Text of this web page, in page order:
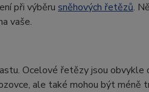
při výběru sněhových řetězů.
vaše.
Ocelové řetězy jsou obvykle
ale také mohou být méně